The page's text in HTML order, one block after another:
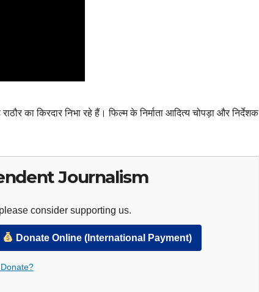
का किरदार निभा रहे हैं। फिल्म के निर्माता आदित्य चोपड़ा और निर्देशक
Journalism
consider supporting us.
Donate Online (International Payment)